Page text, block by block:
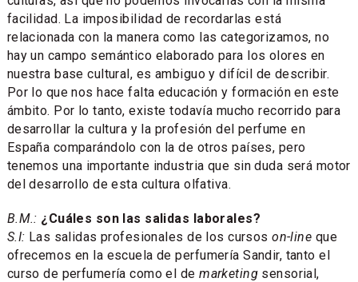
facilidad. La imposibilidad de recordarlas está
relacionada con la manera como las categorizamos, no
hay un campo semántico elaborado para los olores en
nuestra base cultural, es ambiguo y difícil de describir.
Por lo que nos hace falta educación y formación en este
ámbito. Por lo tanto, existe todavía mucho recorrido para
desarrollar la cultura y la profesión del perfume en
España comparándolo con la de otros países, pero
tenemos una importante industria que sin duda será motor
del desarrollo de esta cultura olfativa.
B.M.: ¿Cuáles son las salidas laborales?
S.I: Las salidas profesionales de los cursoson-line que
ofrecemos en la escuela de perfumería Sandir, tanto el
curso de perfumería como el demarketing sensorial,